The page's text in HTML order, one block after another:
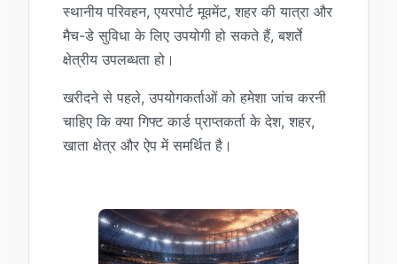
स्थानीय परिवहन, एयरपोर्ट मूवमेंट, शहर की यात्रा और
मैच-डे सुविधा के लिए उपयोगी हो सकते हैं, बशर्ते
क्षेत्रीय उपलब्धता हो।
खरीदने से पहले, उपयोगकर्ताओं को हमेशा जांच करनी
चाहिए कि क्या गिफ्ट कार्ड प्राप्तकर्ता के देश, शहर,
खाता क्षेत्र और ऐप में समर्थित है।